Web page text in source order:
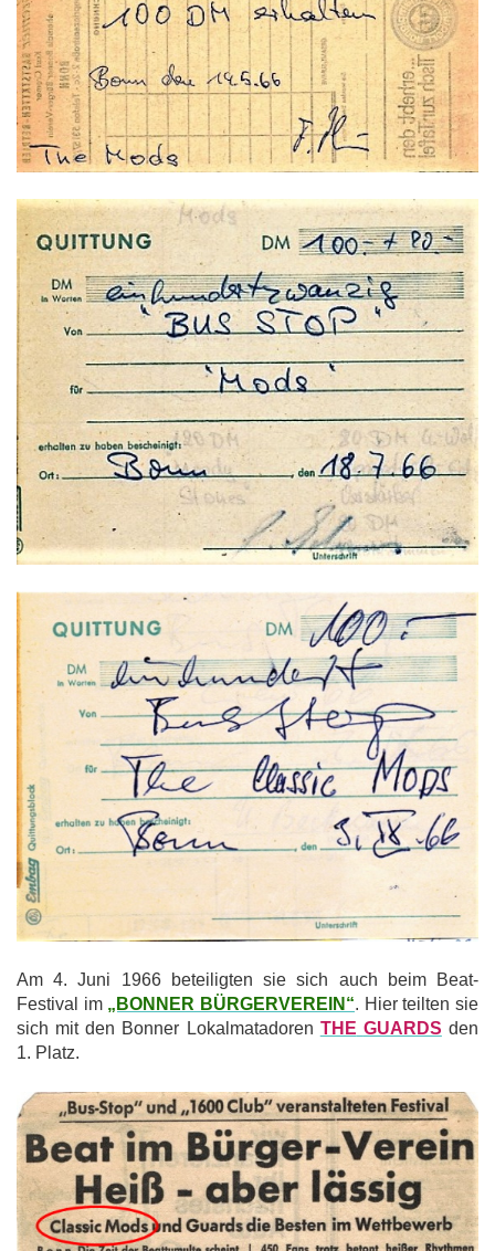
Am 4. Juni 1966 beteiligten sie sich auch beim Beat-
Festival im „BONNER BÜRGERVEREIN“. Hier teilten sie
sich mit den Bonner Lokalmatadoren THE GUARDS den
1. Platz.